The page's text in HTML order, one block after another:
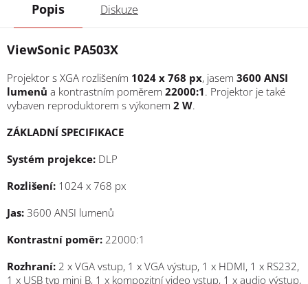
Popis Diskuze
ViewSonic PA503X
Projektor s XGA rozlišením 1024 x 768 px, jasem 3600 ANSI
lumenů a kontrastním poměrem 22000:1. Projektor je také
vybaven reproduktorem s výkonem 2 W.
ZÁKLADNÍ SPECIFIKACE
Systém projekce: DLP
Rozlišení: 1024 x 768 px
Jas: 3600 ANSI lumenů
Kontrastní poměr: 22000:1
Rozhraní: 2 x VGA vstup, 1 x VGA výstup, 1 x HDMI, 1 x RS232,
1 x USB typ mini B, 1 x kompozitní video vstup, 1 x audio výstup,